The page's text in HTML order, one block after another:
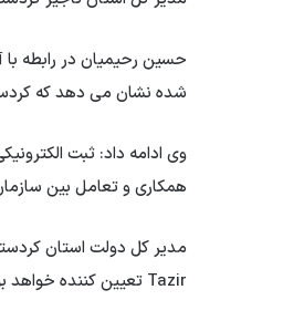
حسین رحیمیان در رابطه
شده نشان می دهد که کردستان در وضعیت خوبی
وی ادامه داد: ثبت
همکاری و تعامل بین
مدیر کل دولت استان
Tazir تعیین کننده خواهد بود.